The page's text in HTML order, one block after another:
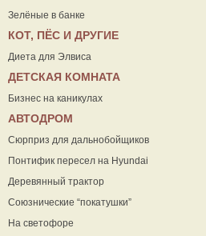
Зелёные в банке
КОТ, ПЁС И ДРУГИЕ
Диета для Элвиса
ДЕТСКАЯ КОМНАТА
Бизнес на каникулах
АВТОДРОМ
Сюрприз для дальнобойщиков
Понтифик пересел на Hyundai
Деревянный трактор
Союзнические “покатушки”
На светофоре